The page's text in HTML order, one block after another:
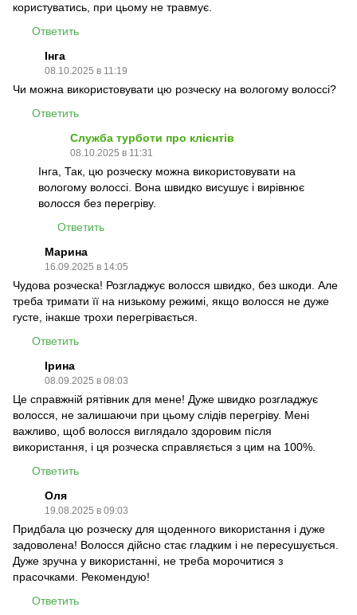
користуватись, при цьому не травмує.
Ответить
Інга
08.10.2025 в 11:19
Чи можна використовувати цю розческу на вологому волоссі?
Ответить
Служба турботи про клієнтів
08.10.2025 в 11:31
Інга, Так, цю розческу можна використовувати на
вологому волоссі. Вона швидко висушує і вирівнює
волосся без перегріву.
Ответить
Марина
16.09.2025 в 14:05
Чудова розческа! Розгладжує волосся швидко, без шкоди. Але
треба тримати її на низькому режимі, якщо волосся не дуже
густе, інакше трохи перегрівається.
Ответить
Ірина
08.09.2025 в 08:03
Це справжній рятівник для мене! Дуже швидко розгладжує
волосся, не залишаючи при цьому слідів перегріву. Мені
важливо, щоб волосся виглядало здоровим після
використання, і ця розческа справляється з цим на 100%.
Ответить
Оля
19.08.2025 в 09:03
Придбала цю розческу для щоденного використання і дуже
задоволена! Волосся дійсно стає гладким і не пересушується.
Дуже зручна у використанні, не треба морочитися з
прасочками. Рекомендую!
Ответить